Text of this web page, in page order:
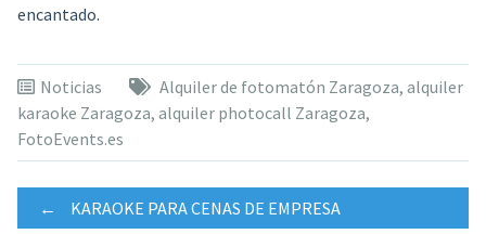
encantado.
Noticias Alquiler de fotomatón Zaragoza, alquiler
karaoke Zaragoza, alquiler photocall Zaragoza,
FotoEvents.es
Navegación
← KARAOKE PARA CENAS DE EMPRESA